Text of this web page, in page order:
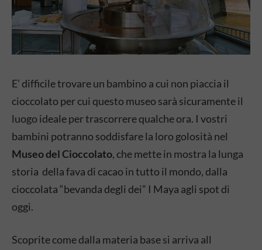
E’ difficile trovare un bambino a cui non piaccia il
cioccolato per cui questo museo sarà sicuramente il
luogo ideale per trascorrere qualche ora. I vostri
bambini potranno soddisfare la loro golosità nel
Museo del Cioccolato, che mette in mostra la lunga
storia della fava di cacao in tutto il mondo, dalla
cioccolata “bevanda degli dei” I Maya agli spot di
oggi.
Scoprite come dalla materia base si arriva all